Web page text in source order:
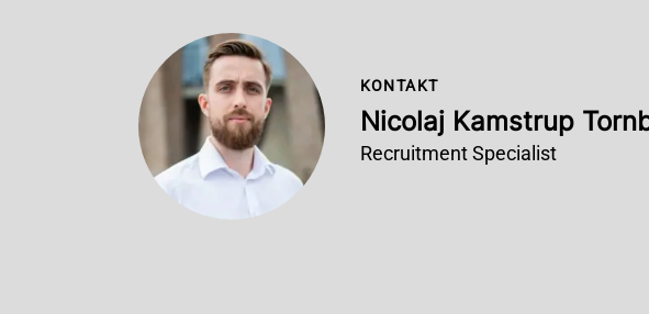
KONTAKT
Nicolaj Kamstrup
Recruitment Specialist